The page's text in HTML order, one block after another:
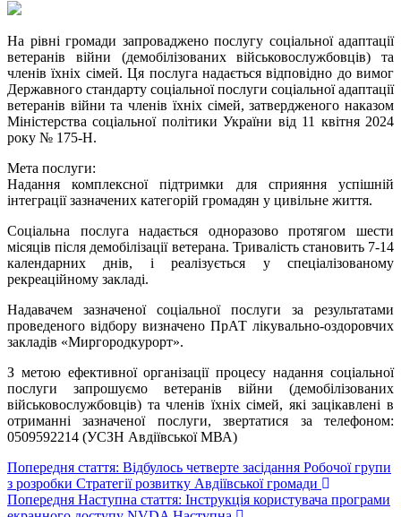
На рівні громади запроваджено послугу соціальної адаптації
ветеранів війни (демобілізованих військовослужбовців) та
членів їхніх сімей. Ця послуга надається відповідно до вимог
Державного стандарту соціальної послуги соціальної адаптації
ветеранів війни та членів їхніх сімей, затвердженого наказом
Міністерства соціальної політики України від 11 квітня 2024
року № 175-Н.
Мета послуги:
Надання комплексної підтримки для сприяння успішній
інтеграції зазначених категорій громадян у цивільне життя.
Соціальна послуга надається одноразово протягом шести
місяців після демобілізації ветерана. Тривалість становить 7-14
календарних днів, і реалізується у спеціалізованому
рекреаційному закладі.
Надавачем зазначеної соціальної послуги за результатами
проведеного відбору визначено ПрАТ лікувально-оздоровчих
закладів «Миргородкурорт».
З метою ефективної організації процесу надання соціальної
послуги запрошуємо ветеранів війни (демобілізованих
військовослужбовців) та членів їхніх сімей, які зацікавлені в
отриманні зазначеної послуги, звертатися за телефоном:
0509592214 (УСЗН Авдіївської МВА)
Попередня стаття: Відбулось четверте засідання Робочої групи
з розробки Стратегії розвитку Авдіївської громади
Попередня Наступна стаття: Інструкція користувача програми